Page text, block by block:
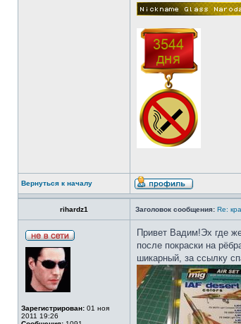
Вернуться к началу
rihardz1 Заголовок сообщения: Re:
Зарегистрирован: 01 ноя
2011 19:26
Привет Вадим!Эх где
после покраски на
шикарный, за ссылку